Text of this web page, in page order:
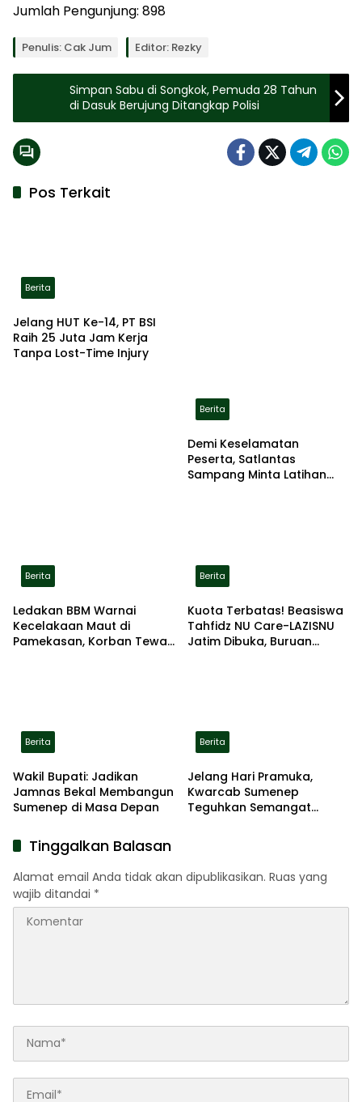
Jumlah Pengunjung: 898
Penulis: Cak Jum Editor: Rezky
Simpan Sabu di Songkok, Pemuda 28 Tahun
di Dasuk Berujung Ditangkap Polisi
Pos Terkait
Berita
Jelang HUT Ke-14, PT BSI
Raih 25 Juta Jam Kerja
Tanpa Lost-Time Injury
Berita
Demi Keselamatan
Peserta, Satlantas
Sampang Minta Latihan
Berita
Ledakan BBM Warnai
Kecelakaan Maut di
Pamekasan, Korban Tewas
Berita
Kuota Terbatas! Beasiswa
Tahfidz NU Care-LAZISNU
Jatim Dibuka, Buruan
Berita
Wakil Bupati: Jadikan
Jamnas Bekal Membangun
Sumenep di Masa Depan
Berita
Jelang Hari Pramuka,
Kwarcab Sumenep
Teguhkan Semangat
Tinggalkan Balasan
Alamat email Anda tidak akan dipublikasikan. Ruas yang
wajib ditandai *